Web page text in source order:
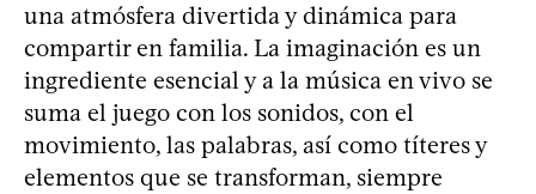
una atmósfera divertida y dinámica para
compartir en familia. La imaginación es un
ingrediente esencial y a la música en vivo se
suma el juego con los sonidos, con el
movimiento, las palabras, así como títeres y
elementos que se transforman, siempre